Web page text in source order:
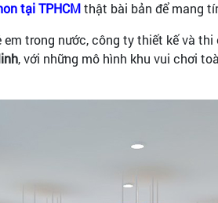
tại TPHCMthật bài bản để mang
trong nước, công ty thiết kế và thi
, với những mô hình khu vui chơi